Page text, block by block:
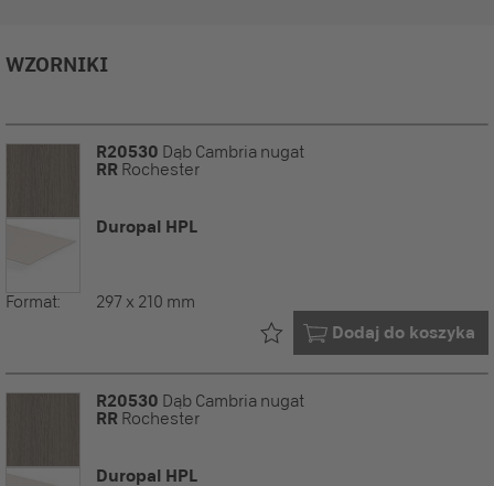
WZORNIKI
R20530 Dąb Cambria nugat
RR Rochester
Duropal HPL
Format: 297 x 210 mm
Dodaj do koszyka
Już w Twoim
R20530 Dąb Cambria nugat
RR Rochester
Duropal HPL